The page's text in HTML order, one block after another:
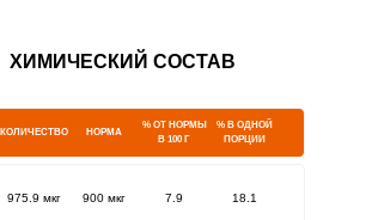
ХИМИЧЕСКИЙ СОСТАВ
КОЛИЧЕСТВО НОРМА
% ОТ НОРМЫ
В 100 Г
% В ОДНОЙ
ПОРЦИИ
975.9 мкг 900 мкг 7.9 18.1